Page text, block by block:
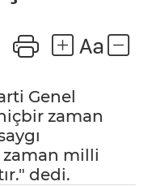
Genel
zaman
zaman milli
dedi.